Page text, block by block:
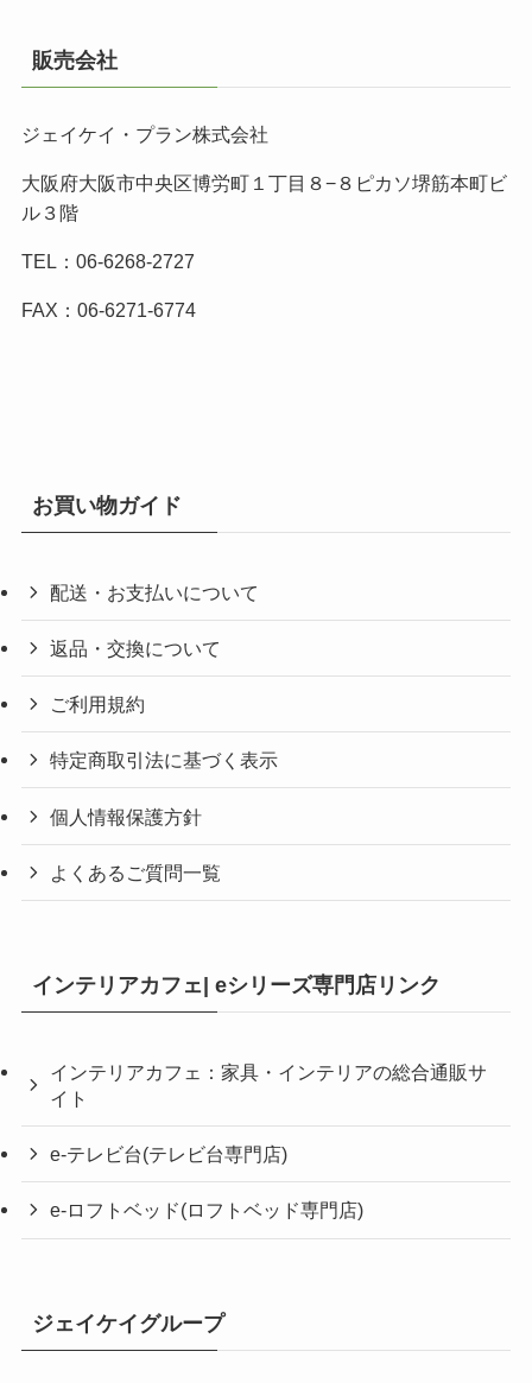
販売会社
ジェイケイ・プラン株式会社
大阪府大阪市中央区博労町１丁目８−８ピカソ堺筋本町ビ
ル３階
TEL：06-6268-2727
FAX：06-6271-6774
お買い物ガイド
配送・お支払いについて
返品・交換について
ご利用規約
特定商取引法に基づく表示
個人情報保護方針
よくあるご質問一覧
インテリアカフェ| eシリーズ専門店リンク
インテリアカフェ：家具・インテリアの総合通販サ
イト
e-テレビ台(テレビ台専門店)
e-ロフトベッド(ロフトベッド専門店)
ジェイケイグループ